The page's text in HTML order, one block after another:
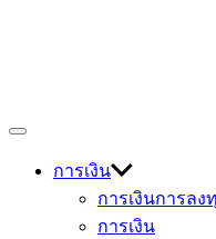
Devmage
เกร็ดความรู้ เรื่องราวที่น่าส
Off
การเงิน
การเงินการลง
การเงิน